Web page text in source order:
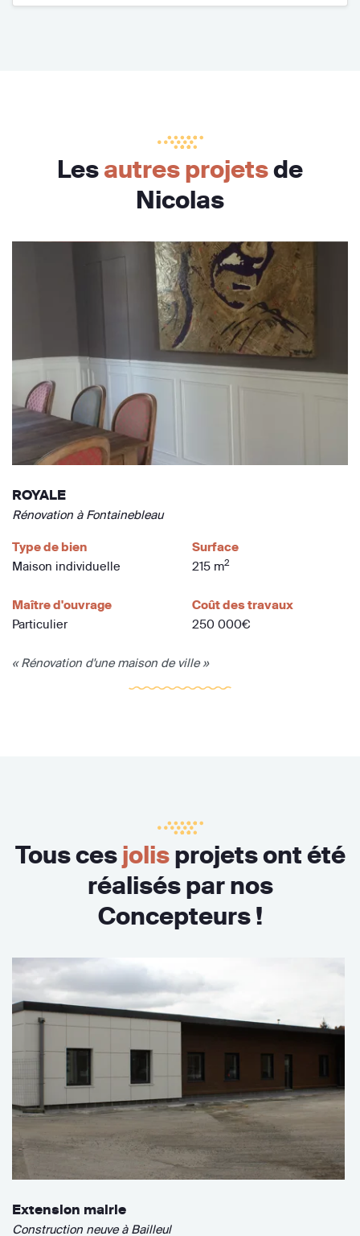
Lesautres projetsde
Nicolas
ROYALE
Rénovation à Fontainebleau
Type de bien
Maison individuelle
Surface
215 m2
Maître d'ouvrage
Particulier
Coût des travaux
250 000€
« Rénovation d'une maison de ville »
Tous cesjolisprojets ont été
réalisés par nos
Concepteurs !
Extension mairie
Construction neuve à Bailleul